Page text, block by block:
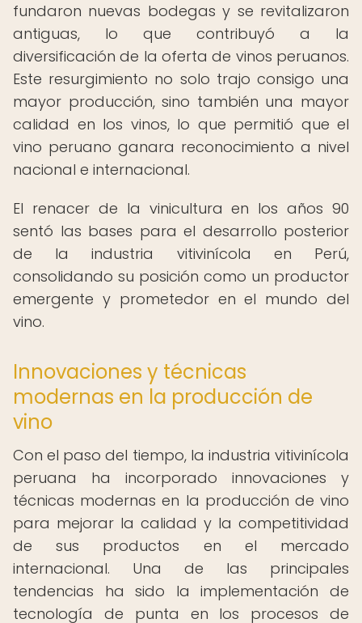
fundaron nuevas bodegas y se revitalizaron
antiguas, lo que contribuyó a la
diversificación de la oferta de vinos peruanos.
Este resurgimiento no solo trajo consigo una
mayor producción, sino también una mayor
calidad en los vinos, lo que permitió que el
vino peruano ganara reconocimiento a nivel
nacional e internacional.
El renacer de la vinicultura en los años 90
sentó las bases para el desarrollo posterior
de la industria vitivinícola en Perú,
consolidando su posición como un productor
emergente y prometedor en el mundo del
vino.
Innovaciones y técnicas
modernas en la producción de
vino
Con el paso del tiempo, la industria vitivinícola
peruana ha incorporado innovaciones y
técnicas modernas en la producción de vino
para mejorar la calidad y la competitividad
de sus productos en el mercado
internacional. Una de las principales
tendencias ha sido la implementación de
tecnología de punta en los procesos de